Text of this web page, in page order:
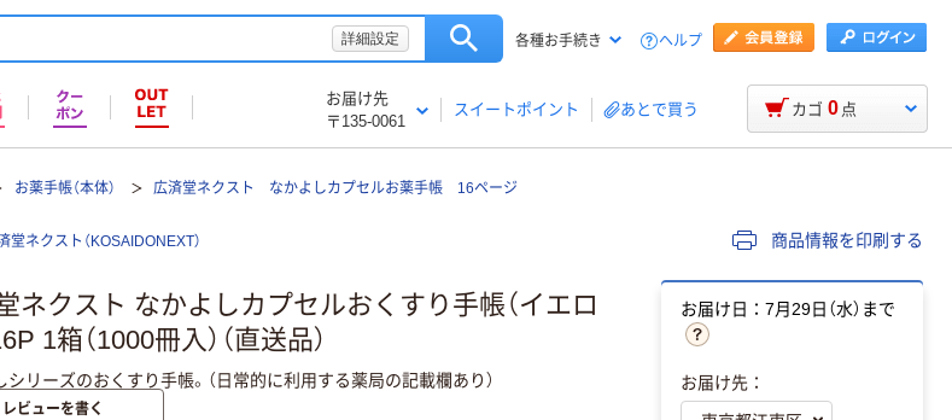
詳細設定 各種お手続き ヘルプ
お届け先
〒135-0061
スイートポイント あとで買う カゴ 0 点
お薬手帳（本体） 広済堂ネクスト なかよしカプセルお薬手帳 16ページ
堂ネクスト（KOSAIDONEXT） 商品情報を印刷する
ネクスト なかよしカプセルおくすり手帳（イエロ
1箱（1000冊入）（直送品）
シリーズのおくすり手帳。（日常的に利用する薬局の記載欄あり）
レビューを書く
お届け日：7月29日（水）まで
お届け先：